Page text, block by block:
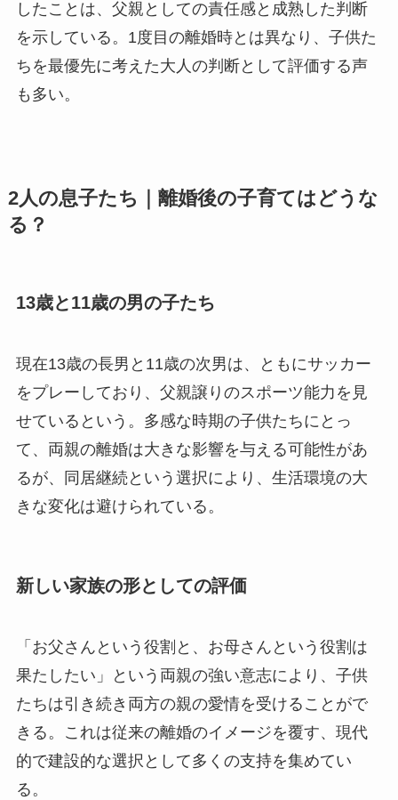
したことは、父親としての責任感と成熟した判断
を示している。1度目の離婚時とは異なり、子供た
ちを最優先に考えた大人の判断として評価する声
も多い。
2人の息子たち｜離婚後の子育てはどうな
る？
13歳と11歳の男の子たち
現在13歳の長男と11歳の次男は、ともにサッカー
をプレーしており、父親譲りのスポーツ能力を見
せているという。多感な時期の子供たちにとっ
て、両親の離婚は大きな影響を与える可能性があ
るが、同居継続という選択により、生活環境の大
きな変化は避けられている。
新しい家族の形としての評価
「お父さんという役割と、お母さんという役割は
果たしたい」という両親の強い意志により、子供
たちは引き続き両方の親の愛情を受けることがで
きる。これは従来の離婚のイメージを覆す、現代
的で建設的な選択として多くの支持を集めてい
る。